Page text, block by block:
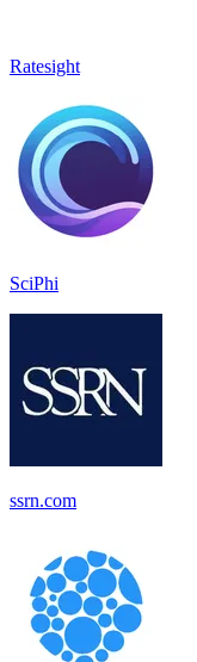
Ratesight
SciPhi
ssrn.com